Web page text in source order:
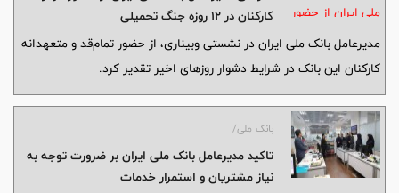
کارکنان در ۱۲ روزه جنگ تحمیلی
مدیرعامل بانک ملی ایران در نشستی وبیناری، از حضور تمام‌قد و متعهدانه
کارکنان این بانک در شرایط دشوار روزهای اخیر تقدیر کرد.
بانک ملی/
تاکید مدیرعامل بانک ملی ایران بر ضرورت توجه به
نیاز مشتریان و استمرار خدمات